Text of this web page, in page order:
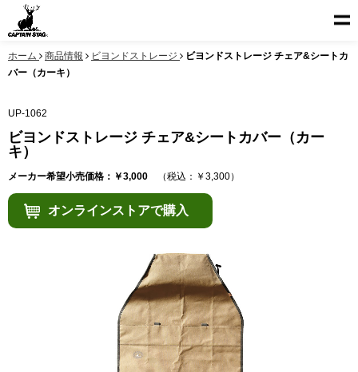
ホーム 商品情報 ビヨンドストレージ
ビヨンドストレージ チェア&シートカ
バー（カーキ）
UP-1062
ビヨンドストレージ チェア&シートカバー（カー
キ）
メーカー希望小売価格：￥3,000 （税込：￥3,300）
オンラインストアで購入